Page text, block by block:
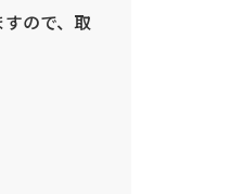
ので、取